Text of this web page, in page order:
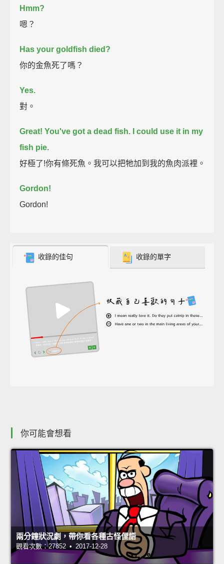
Hmm?
嗯？
Has your goldfish died?
你的金魚死了嗎？
Yes.
對。
Great! You've got a dead fish. I could use it in my
fish pie.
好極了!你有條死魚。我可以把牠加到我的魚肉派裡。
Gordon!
Gordon!
收錄的佳句 收錄的單字
你可能會想看
兩分鐘狀況劇，帶你看各種古怪俚語
觀看次數：27852 • 2017-12-28